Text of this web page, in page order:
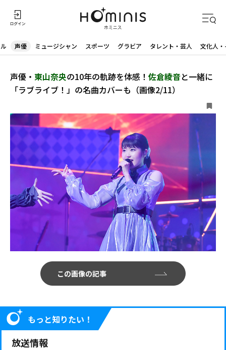
声優 ミュージシャン スポーツ グラビア タレント・芸人 文化人
声優・ 東山奈央の10年の軌跡を体感！ 佐倉綾音と一緒に
「ラブライブ！」の名曲カバーも（画像2/11）
この画像の記事
もっと知りたい！
放送情報